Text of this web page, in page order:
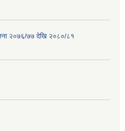
२०७६/७७ देखि २०८०/८१